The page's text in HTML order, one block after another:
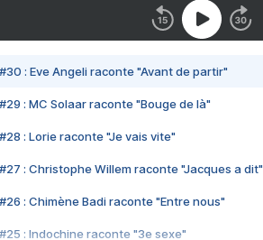
#30 : Eve Angeli raconte "Avant de partir"
#29 : MC Solaar raconte "Bouge de là"
#28 : Lorie raconte "Je vais vite"
#27 : Christophe Willem raconte "Jacques a dit"
#26 : Chimène Badi raconte "Entre nous"
#25 : Indochine raconte "3e sexe"